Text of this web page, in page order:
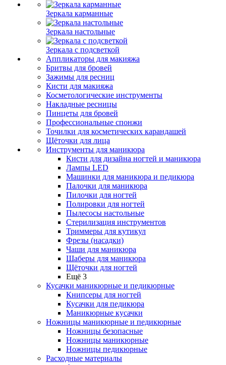
Зеркала карманные
Зеркала настольные
Зеркала с подсветкой
Аппликаторы для макияжа
Бритвы для бровей
Зажимы для ресниц
Кисти для макияжа
Косметологические инструменты
Накладные ресницы
Пинцеты для бровей
Профессиональные спонжи
Точилки для косметических карандашей
Щёточки для лица
Инструменты для маникюра
Кисти для дизайна ногтей и маникюра
Лампы LED
Машинки для маникюра и педикюра
Палочки для маникюра
Пилочки для ногтей
Полировки для ногтей
Пылесосы настольные
Стерилизация инструментов
Триммеры для кутикул
Фрезы (насадки)
Чаши для маникюра
Шаберы для маникюра
Щёточки для ногтей
Ещё 3
Кусачки маникюрные и педикюрные
Книпсеры для ногтей
Кусачки для педикюра
Маникюрные кусачки
Ножницы маникюрные и педикюрные
Ножницы безопасные
Ножницы маникюрные
Ножницы педикюрные
Расходные материалы